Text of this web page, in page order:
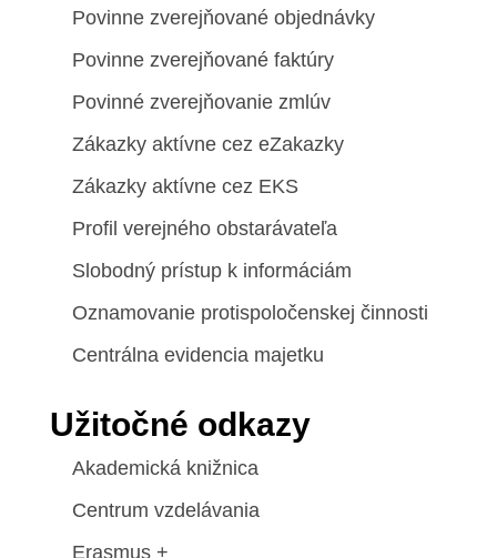
Povinne zverejňované objednávky
Povinne zverejňované faktúry
Povinné zverejňovanie zmlúv
Zákazky aktívne cez eZakazky
Zákazky aktívne cez EKS
Profil verejného obstarávateľa
Slobodný prístup k informáciám
Oznamovanie protispoločenskej činnosti
Centrálna evidencia majetku
Užitočné odkazy
Akademická knižnica
Centrum vzdelávania
Erasmus +